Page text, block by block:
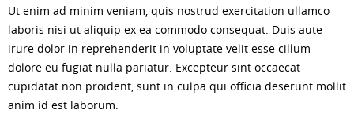
Ut enim ad minim veniam, quis nostrud exercitation ullamco
laboris nisi ut aliquip ex ea commodo consequat. Duis aute
irure dolor in reprehenderit in voluptate velit esse cillum
dolore eu fugiat nulla pariatur. Excepteur sint occaecat
cupidatat non proident, sunt in culpa qui officia deserunt mollit
anim id est laborum.